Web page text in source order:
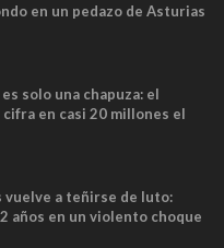
en un pedazo de Asturias
es solo una chapuza: el
en casi 20 millones el
que no cabían por los
vuelve a teñirse de luto:
años en un violento choque